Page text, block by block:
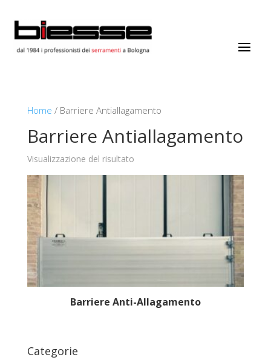
Home / Barriere Antiallagamento
Barriere Antiallagamento
Visualizzazione del risultato
Barriere Anti-Allagamento
Categorie